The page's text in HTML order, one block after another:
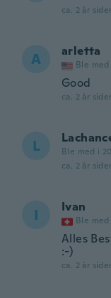
ca. 2 år
A arletta
Ble med
Good
ca. 2 år
L Ble med i
ca. 2 år
I Ivan
Ble med
Alles
:-)
ca. 2 år